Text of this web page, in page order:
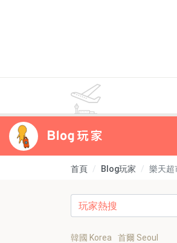
首頁 Blog玩家 樂天超
韓國 Korea 首爾 Seoul